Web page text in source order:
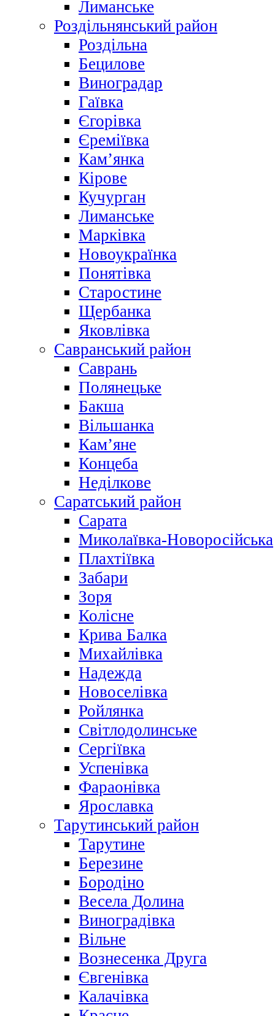
Лиманське
Роздільнянський район
Роздільна
Бецилове
Виноградар
Гаївка
Єгорівка
Єреміївка
Кам’янка
Кірове
Кучурган
Лиманське
Марківка
Новоукраїнка
Понятівка
Старостине
Щербанка
Яковлівка
Савранський район
Саврань
Полянецьке
Бакша
Вільшанка
Кам’яне
Концеба
Неділкове
Саратський район
Сарата
Миколаївка-Новоросійська
Плахтіївка
Забари
Зоря
Колісне
Крива Балка
Михайлівка
Надежда
Новоселівка
Ройлянка
Світлодолинське
Сергіївка
Успенівка
Фараонівка
Ярославка
Тарутинський район
Тарутине
Березине
Бородіно
Весела Долина
Виноградівка
Вільне
Вознесенка Друга
Євгенівка
Калачівка